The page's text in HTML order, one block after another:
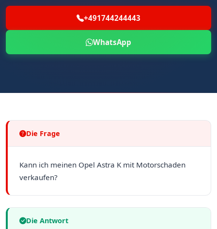
+491744244443
WhatsApp
Die Frage
Kann ich meinen Opel Astra K mit Motorschaden
verkaufen?
Die Antwort